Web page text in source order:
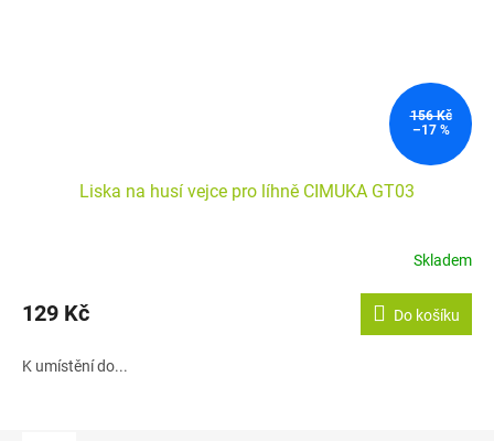
156 Kč
–17 %
Liska na husí vejce pro líhně CIMUKA GT03
Skladem
129 Kč Do košíku
K umístění do...